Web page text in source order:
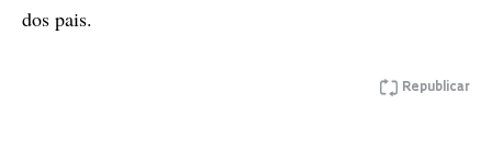
dos pais.
Republicar